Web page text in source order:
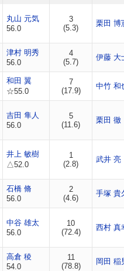
丸山 元気
56.0
3
(5.3)
栗田 博
津村 明秀
56.0
4
(5.7)
伊藤 大
和田 翼
☆55.0
7
(17.9)
中竹 和
吉田 隼人
56.0
5
(11.6)
栗田 徹
井上 敏樹
△52.0
1
(2.8)
武井 亮
石橋 脩
56.0
2
(4.6)
手塚 貴
中谷 雄太
56.0
10
(72.4)
西村 真
高倉 稜
54.0
11
(78.8)
岡田 稲